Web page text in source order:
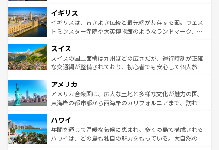
いる。シャンパンの発祥地であるランス、プロヴァンスの
香り高いラベンダー畑など、多彩な楽しみ方が可能だ。さ
らに、パリ以外の地域にも魅力が溢れており、どの街角に
れる地方に足を運ぶとそれぞれで全く異なる文化を体験で
きるだろう。 なお、新着のフランス情報はコンテンツ一覧
を参照してほしい。
顔を持つこの国は、どこを歩いても飽きることがない。ベ
ルリンの文化的活気、バイエルン州のアルプスの絶景、そ
してライン川沿いのワイン畑といった風景は必見。ビール
は、お酒好きな人にはぜひ体験してほしい。 なお、新着の
ドイツ情報はコンテンツ一覧を参照してほしい。
イギリス
イギリスは、古きよき伝統と最先端が共存する国。ウェス
トミンスター寺院や大英博物館のようなランドマーク、歴
リアごとに異なる魅力がある。また、優雅なアフタヌーン
ティー、ビール好きにはたまらない英国パブ、サッカー観
戦など、本場だからこそできる体験も豊富。イギリスを旅
ンツ一覧を参照してほしい。
スイス
スイスの国土面積は九州ほどの広さだが、運行時刻が正確
な交通網が整備されており、初心者でも安心して個人旅行
の建物がそのまま残る町や、スイスならではのユニークな
博物館もあり、アルプス観光だけでなく町歩きも満喫する
ことができる。国民の所得が高いため物価も高いが、旅行
ば市内交通費無料で観光を楽しむこともできる。 なお、新
着のスイス情報はコンテンツ一覧 を参照してほしい。
アメリカ
アメリカ合衆国は、広大な土地と多様な文化が魅力の国。
東海岸の都市部から西海岸のカリフォルニアまで、訪れる
のような巨大都市は、観光、ショッピング、エンターテイ
ンメントが詰まった刺激的なスポットだ。一方、アメリカ
西部には大自然が広がり、グランドキャニオンやイエロー
ハワイ
年間を通じて温暖な気候に恵まれ、多くの島で構成される
ハワイは、どの島も独自の魅力をもっている。大自然の神